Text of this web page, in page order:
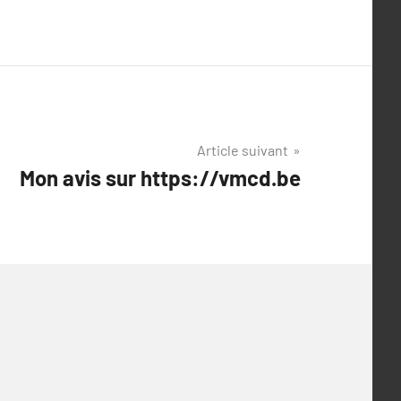
Article suivant
Mon avis sur https://vmcd.be